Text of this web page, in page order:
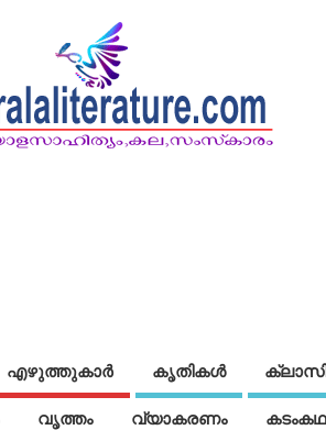
എഴുത്തുകാര്‍ കൃതികൾ
വൃത്തം വ്യാകരണം